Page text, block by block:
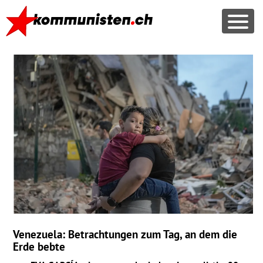
Venezuela: Betrachtungen zum Tag, an dem die
Erde bebte